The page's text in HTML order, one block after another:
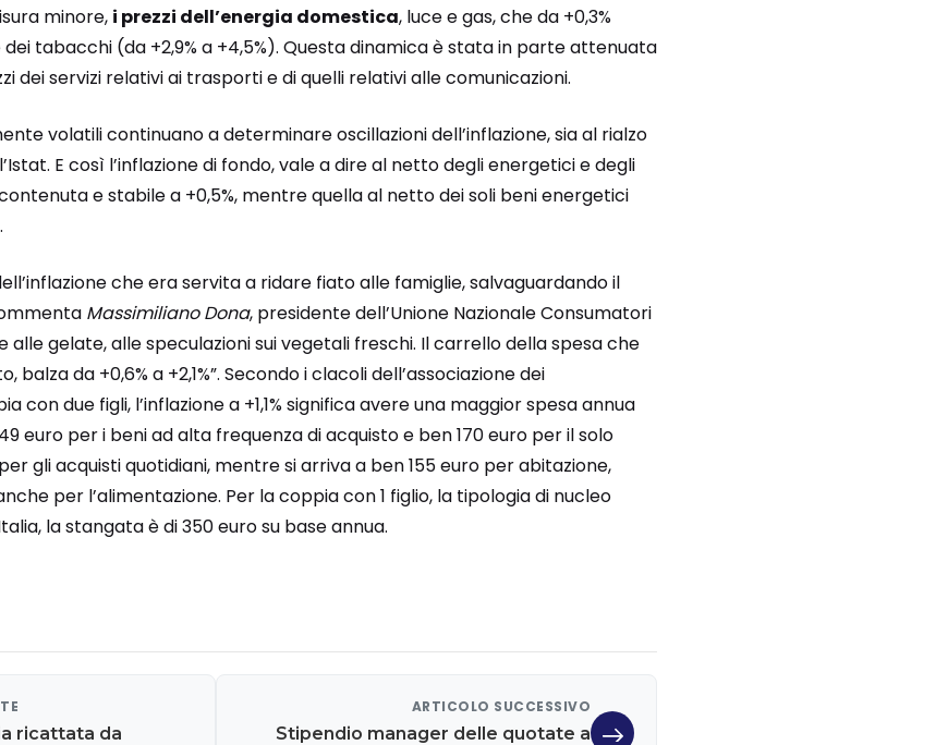
minore, i prezzi dell’energia domestica, luce e gas, che da +0,3%
dei tabacchi (da +2,9% a +4,5%). Questa dinamica è stata in parte attenuata
dei servizi relativi ai trasporti e di quelli relativi alle comunicazioni.
volatili continuano a determinare oscillazioni dell’inflazione, sia al rialzo
E così l’inflazione di fondo, vale a dire al netto degli energetici e degli
e stabile a +0,5%, mentre quella al netto dei soli beni energetici
che era servita a ridare fiato alle famiglie, salvaguardando il
Massimiliano Dona, presidente dell’Unione Nazionale Consumatori
alle gelate, alle speculazioni sui vegetali freschi. Il carrello della spesa che
balza da +0,6% a +2,1%”. Secondo i clacoli dell’associazione dei
con due figli, l’inflazione a +1,1% significa avere una maggior spesa annua
euro per i beni ad alta frequenza di acquisto e ben 170 euro per il solo
gli acquisti quotidiani, mentre si arriva a ben 155 euro per abitazione,
per l’alimentazione. Per la coppia con 1 figlio, la tipologia di nucleo
la stangata è di 350 euro su base annua.
ricattata da
ARTICOLO SUCCESSIVO
Stipendio manager delle quotate a